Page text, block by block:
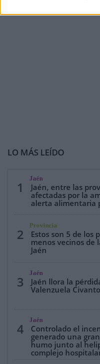
LO MÁS LEÍDO
1
Jaén
Jaén, entre las
afectadas por la
alerta alimentaria
2
Provincia
Estos son 5 de los
menos vecinos de
Jaén
3
Jaén
Jaén llora la
Valenzuela
4
Jaén
Controlado el
generado una
humo junto al
complejo